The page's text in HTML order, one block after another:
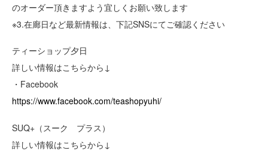
のオーダー頂きますよう宜しくお願い致します
※3.在廊日など最新情報は、下記SNSにてご確認ください
ティーショップ夕日
詳しい情報はこちらから↓
・Facebook
https://www.facebook.com/teashopyuhi/
SUQ+（スーク プラス）
詳しい情報はこちらから↓